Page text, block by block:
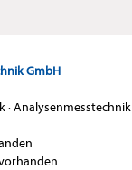
GmbH
·Analysenmesstechnik